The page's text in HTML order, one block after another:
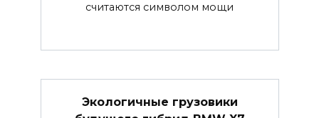
считаются символом мощи
Экологичные грузовики